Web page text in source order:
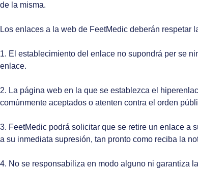
de la misma.
Los enlaces a la web de FeetMedic deberán respetar
1. El establecimiento del enlace no supondrá per se
enlace.
2. La página web en la que se establezca el
comúnmente aceptados o atenten contra el orden
3. FeetMedic podrá solicitar que se retire un enlace a
a su inmediata supresión, tan pronto como reciba la
4. No se responsabiliza en modo alguno ni garantiza